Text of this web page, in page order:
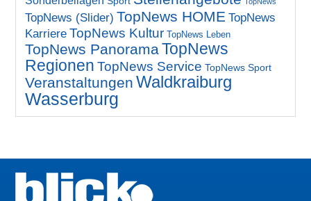
TopNews (Slider) TopNews HOME TopNews
Karriere TopNews Kultur TopNews Leben
TopNews PanoramaTopNews
Regionen TopNews Service TopNews Sport
Veranstaltungen Waldkraiburg
Wasserburg